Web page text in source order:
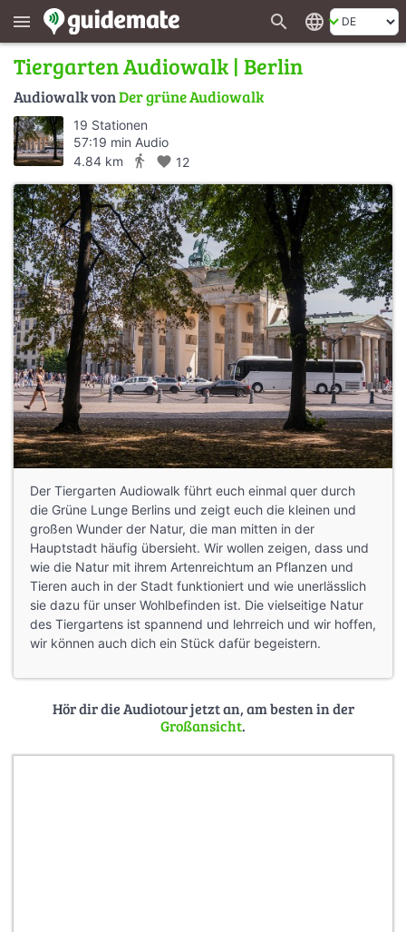
menu search language
Tiergarten Audiowalk | Berlin
Audiowalk vonDer grüne Audiowalk
19 Stationen
57:19 min Audio
4.84 km
directions_walk favorite 12
Der Tiergarten Audiowalk führt euch einmal quer durch
die Grüne Lunge Berlins und zeigt euch die kleinen und
großen Wunder der Natur, die man mitten in der
Hauptstadt häufig übersieht. Wir wollen zeigen, dass und
wie die Natur mit ihrem Artenreichtum an Pflanzen und
Tieren auch in der Stadt funktioniert und wie unerlässlich
sie dazu für unser Wohlbefinden ist. Die vielseitige Natur
des Tiergartens ist spannend und lehrreich und wir hoffen,
wir können auch dich ein Stück dafür begeistern.
Hör dir die Audiotour jetzt an, am besten in der
Großansicht.